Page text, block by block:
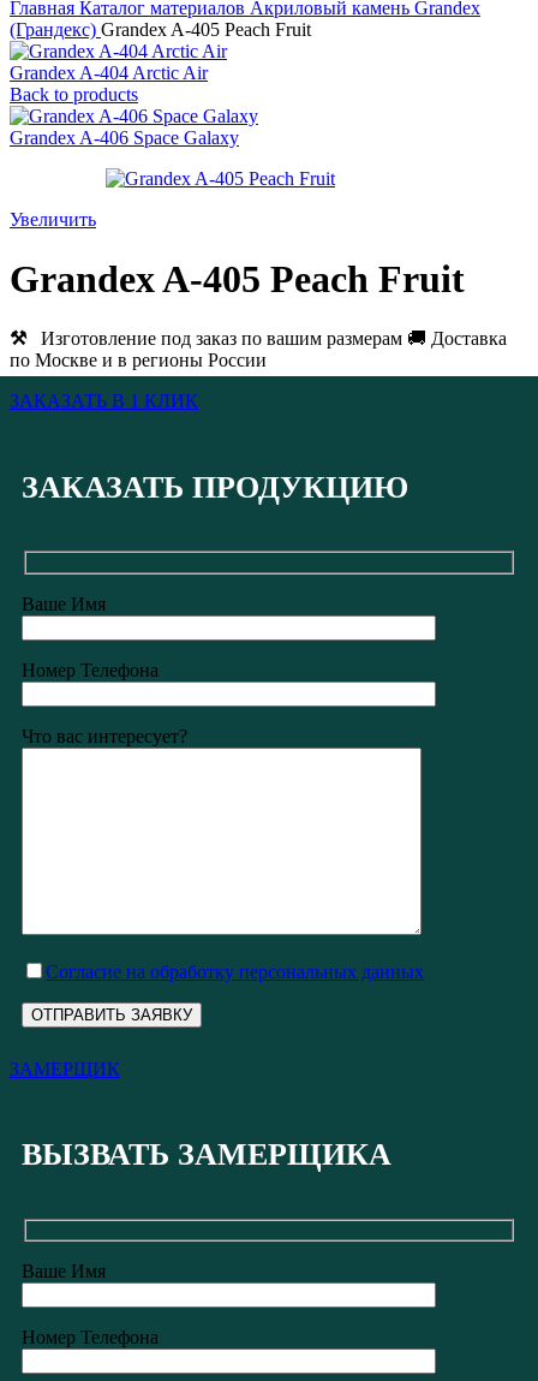
Главная Каталог материалов Акриловый камень Grandex
(Грандекс) Grandex A-405 Peach Fruit
Grandex A-404 Arctic Air
Back to products
Grandex A-406 Space Galaxy
Увеличить
Grandex A-405 Peach Fruit
⚒Изготовление под заказ по вашим размерам 🚚 Доставка
по Москве и в регионы России
ЗАКАЗАТЬ В 1 КЛИК
ЗАКАЗАТЬ ПРОДУКЦИЮ
Ваше Имя
Номер Телефона
Что вас интересует?
Cогласие на обработку персональных данных
ЗАМЕРЩИК
ВЫЗВАТЬ ЗАМЕРЩИКА
Ваше Имя
Номер Телефона